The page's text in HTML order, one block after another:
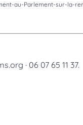
au-Parlement-sur-la-
· 06 07 65 11 37.